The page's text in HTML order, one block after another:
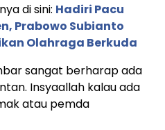
di sini: Hadiri Pacu
Prabowo Subianto
Olahraga Berkuda
sangat berharap ada
Insyaallah kalau ada
atau pemda